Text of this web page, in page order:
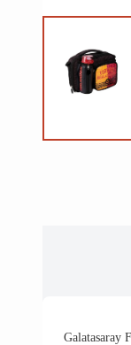
Galatasaray